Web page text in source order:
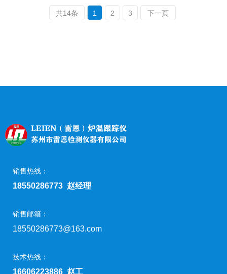
共14条 1 2 3 下一页
销售热线：
18550286773 赵经理
销售邮箱：
18550286773@163.com
技术热线：
16606223886 赵工